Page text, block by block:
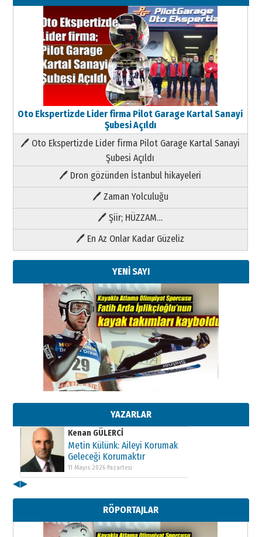
Oto Ekspertizde Lider firma Pilot Garage Kartal Sanayi
Şubesi Açıldı
🖊 Oto Ekspertizde Lider firma Pilot Garage Kartal Sanayi
Şubesi Açıldı
🖊 Dron gözünden İstanbul hikayeleri
🖊 Zaman Yolculuğu
🖊 Şiir; HÜZZAM…
🖊 En Az Onlar Kadar Güzeliz
YENİ SAYI
YAZARLAR
Kenan GÜLERCİ
Metin Külünk: Aileyi Korumak
11 Mayıs 2026 Pazartesi
Kenan GÜLERCİ
Metin Külünk: Aileyi Korumak
Geleceği Korumaktır
11 Mayıs 2026 Pazartesi
Metin Külünk: Aileyi Korumak
Geleceği Korumaktır
11 Mayıs 2026 Pazartesi
◀▶
RÖPORTAJLAR